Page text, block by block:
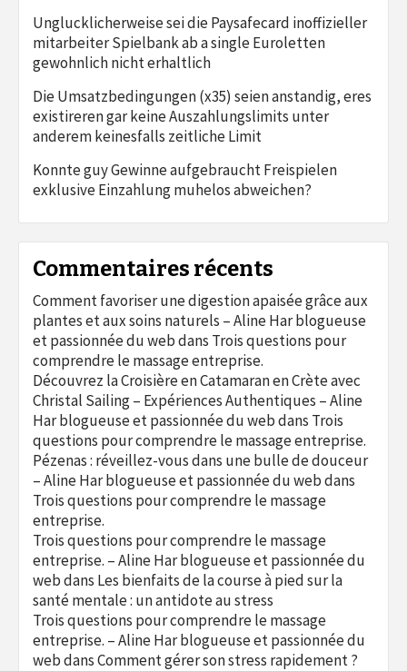
Unglucklicherweise sei die Paysafecard inoffizieller
mitarbeiter Spielbank ab a single Euroletten
gewohnlich nicht erhaltlich
Die Umsatzbedingungen (x35) seien anstandig, eres
existireren gar keine Auszahlungslimits unter
anderem keinesfalls zeitliche Limit
Konnte guy Gewinne aufgebraucht Freispielen
exklusive Einzahlung muhelos abweichen?
Commentaires récents
Comment favoriser une digestion apaisée grâce aux
plantes et aux soins naturels – Aline Har blogueuse
et passionnée du webdans Trois questions pour
comprendre le massage entreprise.
Découvrez la Croisière en Catamaran en Crète avec
Christal Sailing – Expériences Authentiques – Aline
Har blogueuse et passionnée du webdans Trois
questions pour comprendre le massage entreprise.
Pézenas : réveillez-vous dans une bulle de douceur
– Aline Har blogueuse et passionnée du webdans
Trois questions pour comprendre le massage
entreprise.
Trois questions pour comprendre le massage
entreprise. – Aline Har blogueuse et passionnée du
webdans Les bienfaits de la course à pied sur la
santé mentale : un antidote au stress
Trois questions pour comprendre le massage
entreprise. – Aline Har blogueuse et passionnée du
webdansComment gérer son stress rapidement ?